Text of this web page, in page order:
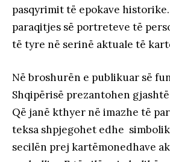
pasqyrimit të epokave
paraqitjes së portreteve të
të tyre në serinë aktuale të
Në broshurën e publikuar së
Shqipërisë prezantohen
Që janë kthyer në imazhe të
teksa shpjegohet edhe
secilën prej kartëmonedhave